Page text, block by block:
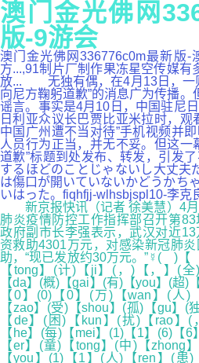
澳门金光佛网
版-9游会
澳门金光佛网336776c0m最新版-
方...,91制片厂制作果冻星空传媒有
放... 无独有偶，在4月13日，一
向尼方鞠躬道歉”的消息广为传播。
谣言。事实是4月10日，中国驻尼
日利亚众议长巴贾比亚米拉时，观
中国广州遭不当对待”手机视频并
人员行为正当，并无不妥。但这一
道歉”标题到处发布、转发，引发
するほどのことじゃないし大丈夫
は傷口が開いていないかどうかち
いはった。fiqhfjj-wlhsbjspl10-李克
新京报快讯（记者 徐美慧）4月
肺炎疫情防控工作指挥部召开第
政府副市长李强表示，武汉对近
资救助4301万元，对感染新冠肺
助，“现已发放约30万元。”☿( )
【tong】(计)【ji】(，)【，】(
【da】(概)【gai】(有)【you】(超)
【0】(0)【0】(万)【wan】(人)
【zao】(受)【shou】(孤)【gu】(
【de】(困)【kun】(扰)【rao】
【he】(每)【mei】(1)【1】(6)【
【er】(童)【tong】(中)【zhong
【you】(1)【1】(人)【ren】(患